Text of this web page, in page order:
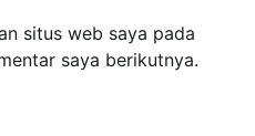
situs web saya pada
saya berikutnya.